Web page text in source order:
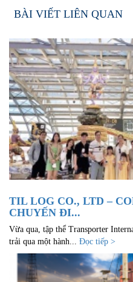
BÀI VIẾT LIÊN QUAN
TIL LOG CO., LTD –
CHUYẾN ĐI...
Vừa qua, tập thể Transporter
trải qua một hành... Đọc tiếp >